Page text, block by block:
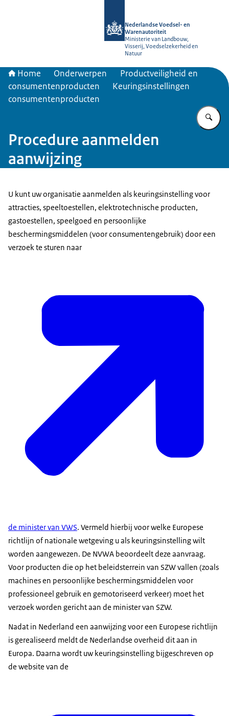
Nederlandse Voedsel- en
Warenautoriteit
Ministerie van Landbouw,
Visserij, Voedselzekerheid en
Natuur
Home Onderwerpen
Productveiligheid en
consumentenproducten
Keuringsinstellingen
consumentenproducten
Procedure aanmelden
aanwijzing
U kunt uw organisatie aanmelden als keuringsinstelling voor
attracties, speeltoestellen, elektrotechnische producten,
gastoestellen, speelgoed en persoonlijke
beschermingsmiddelen (voor consumentengebruik) door een
verzoek te sturen naar
de minister van VWS. Vermeld hierbij voor welke Europese
richtlijn of nationale wetgeving u als keuringsinstelling wilt
worden aangewezen. De NVWA beoordeelt deze aanvraag.
Voor producten die op het beleidsterrein van SZW vallen (zoals
machines en persoonlijke beschermingsmiddelen voor
professioneel gebruik en gemotoriseerd verkeer) moet het
verzoek worden gericht aan de minister van SZW.
Nadat in Nederland een aanwijzing voor een Europese richtlijn
is gerealiseerd meldt de Nederlandse overheid dit aan in
Europa. Daarna wordt uw keuringsinstelling bijgeschreven op
de website van de